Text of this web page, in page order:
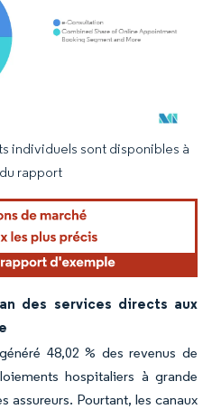
nécessite une attribution sous CC BY
individuels sont disponibles à
rapport
des services directs aux
48,02 % des revenus de
hospitaliers à grande
assureurs. Pourtant, les canaux